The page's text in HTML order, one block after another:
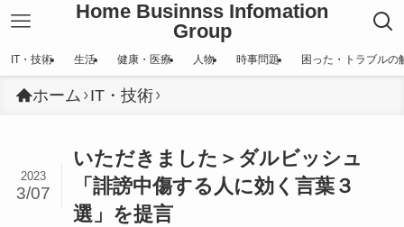
Home Businnss Infomation
Group
IT・技術 生活 健康・医療 人物 時事問題 困った・トラブルの
ホーム IT・技術
いただきました＞ダルビッシュ
「誹謗中傷する人に効く言葉３
選」を提言
2023
3/07